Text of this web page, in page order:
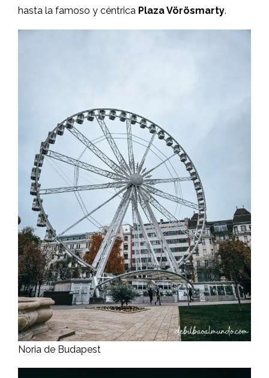
hasta la famoso y céntrica Plaza Vörösmarty.
Noria de Budapest